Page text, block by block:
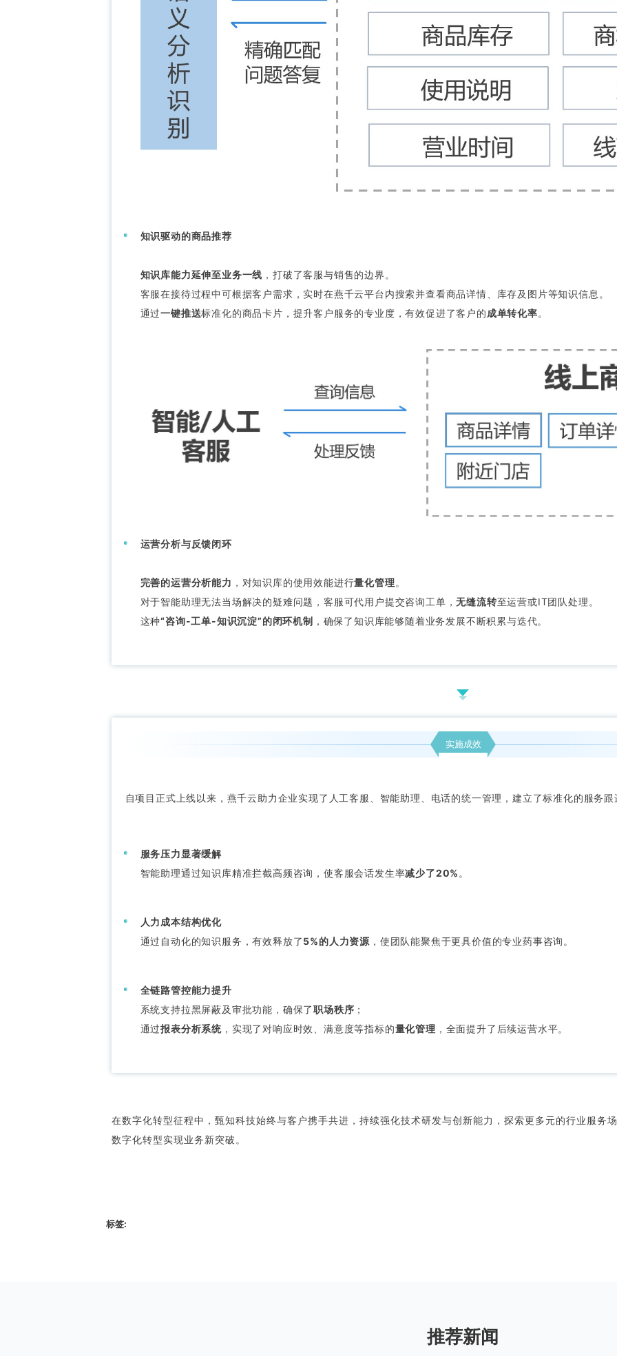
知识驱动的商品推荐
知识库能力延伸至业务一线 ，打破了客服与销售的边界。
客服在接待过程中可根据客户需求，实时在燕千云平台内搜索并查看商品详情、库存及图片等知识信息。
通过一键推送标准化的商品卡片，提升客户服务的专业度，有效促进了客户的成单转化率。
运营分析与反馈闭环
完善的运营分析能力 ，对知识库的使用效能进行量化管理。
对于智能助理无法当场解决的疑难问题，客服可代用户提交咨询工单，无缝流转至运营或IT团队处理。
这种“咨询-工单-知识沉淀”的闭环机制 ，确保了知识库能够随着业务发展不断积累与迭代。
实施成效
自项目正式上线以来，燕千云助力企业实现了人工客服、智能助理、电话的统一管理，建立了标准化的服务
服务压力显著缓解
智能助理通过知识库精准拦截高频咨询，使客服会话发生率减少了20% 。
人力成本结构优化
通过自动化的知识服务，有效释放了5%的人力资源 ，使团队能聚焦于更具价值的专业药事咨询。
全链路管控能力提升
系统支持拉黑屏蔽及审批功能，确保了职场秩序 ；
通过报表分析系统 ，实现了对响应时效、满意度等指标的量化管理 ，全面提升了后续运营水平。
在数字化转型征程中，甄知科技始终与客户携手共进，持续强化技术研发与创新能力，探索更多元的行业服务
数字化转型实现业务新突破。
标签:
推荐新闻